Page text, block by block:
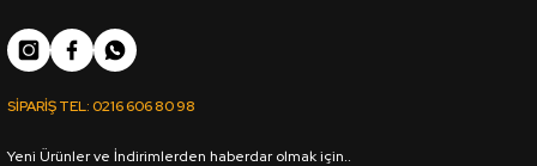
YT-85B VİTA PVC ROMA KENAR BANDI 9G92 SB - 22*0,80
SİPARİŞ TEL:0216 606 80 98
Yeni Ürünler ve İndirimlerden haberdar olmak için..